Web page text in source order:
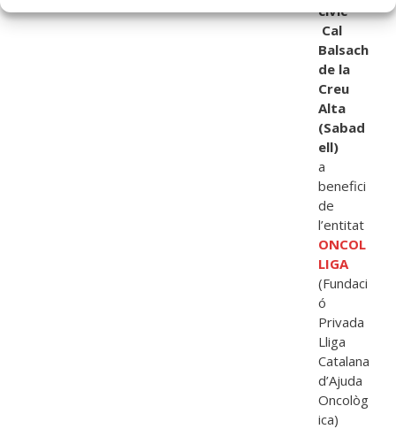
cívic
Cal
Balsach
de la
Creu
Alta
(Sabad
ell)
a
benefici
de
l’entitat
ONCOL
LIGA
(Fundaci
ó
Privada
Lliga
Catalana
d’Ajuda
Oncològ
ica)